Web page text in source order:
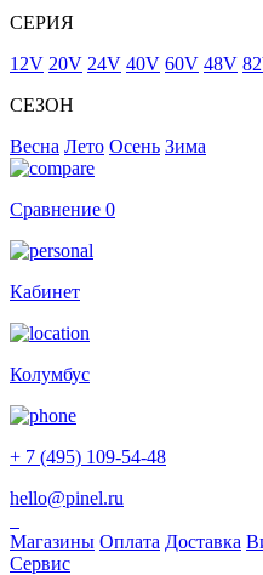
СЕРИЯ
12V 20V 24V 40V 60V 48V
СЕЗОН
Весна Лето Осень Зима
Сравнение 0
Кабинет
Колумбус
+ 7 (495) 109-54-48
hello@pinel.ru
Магазины Оплата Доставка
Сервис